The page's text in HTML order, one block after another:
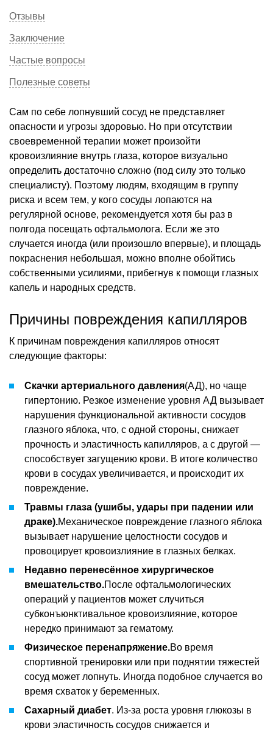
Отзывы
Заключение
Частые вопросы
Полезные советы
Сам по себе лопнувший сосуд не представляет
опасности и угрозы здоровью. Но при отсутствии
своевременной терапии может произойти
кровоизлияние внутрь глаза, которое визуально
определить достаточно сложно (под силу это только
специалисту). Поэтому людям, входящим в группу
риска и всем тем, у кого сосуды лопаются на
регулярной основе, рекомендуется хотя бы раз в
полгода посещать офтальмолога. Если же это
случается иногда (или произошло впервые), и площадь
покраснения небольшая, можно вполне обойтись
собственными усилиями, прибегнув к помощи глазных
капель и народных средств.
Причины повреждения капилляров
К причинам повреждения капилляров относят
следующие факторы:
Скачки артериального давления(АД), но чаще
гипертонию. Резкое изменение уровня АД вызывает
нарушения функциональной активности сосудов
глазного яблока, что, с одной стороны, снижает
прочность и эластичность капилляров, а с другой —
способствует загущению крови. В итоге количество
крови в сосудах увеличивается, и происходит их
повреждение.
Травмы глаза (ушибы, удары при падении или
драке).Механическое повреждение глазного яблока
вызывает нарушение целостности сосудов и
провоцирует кровоизлияние в глазных белках.
Недавно перенесённое хирургическое
вмешательство.После офтальмологических
операций у пациентов может случиться
субконъюнктивальное кровоизлияние, которое
нередко принимают за гематому.
Физическое перенапряжение.Во время
спортивной тренировки или при поднятии тяжестей
сосуд может лопнуть. Иногда подобное случается во
время схваток у беременных.
Сахарный диабет. Из-за роста уровня глюкозы в
крови эластичность сосудов снижается и